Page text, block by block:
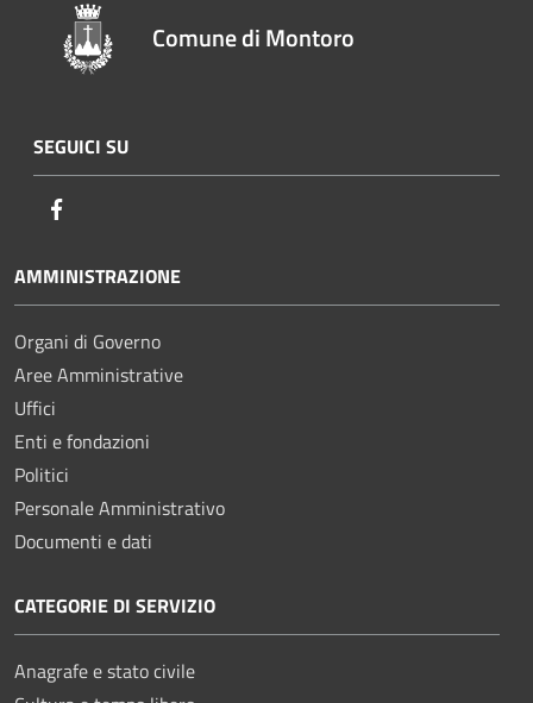
Comune di Montoro
SEGUICI SU
AMMINISTRAZIONE
Organi di Governo
Aree Amministrative
Uffici
Enti e fondazioni
Politici
Personale Amministrativo
Documenti e dati
CATEGORIE DI SERVIZIO
Anagrafe e stato civile